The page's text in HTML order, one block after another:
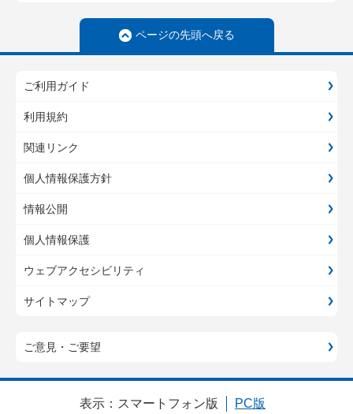
ページの先頭へ戻る
ご利用ガイド
利用規約
関連リンク
個人情報保護方針
情報公開
個人情報保護
ウェブアクセシビリティ
サイトマップ
ご意見・ご要望
表示： スマートフォン版 PC版